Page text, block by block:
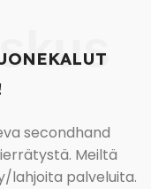
secondhand
Meiltä
lahjoita palveluita.